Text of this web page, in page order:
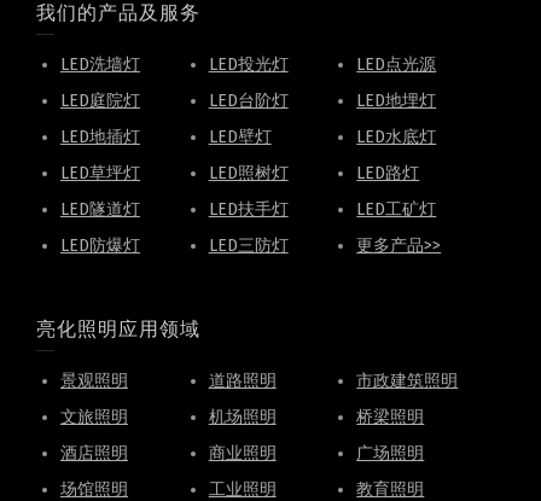
我们的产品及服务
LED洗墙灯 LED投光灯
LED点光源
LED庭院灯
LED台阶灯
LED地埋灯
LED地插灯
LED壁灯
LED水底灯
LED草坪灯
LED照树灯
LED路灯
LED隧道灯
LED扶手灯
LED工矿灯
LED防爆灯
LED三防灯 更多产品>>
亮化照明应用领域
景观照明 道路照明
市政建筑照明
文旅照明
机场照明
桥梁照明
酒店照明
商业照明
广场照明
场馆照明
工业照明
教育照明